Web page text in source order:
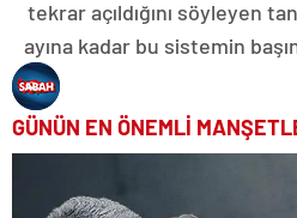
tekrar açıldığını söyleyen
ayına kadar bu sistemin
GÜNÜN EN ÖNEMLİ